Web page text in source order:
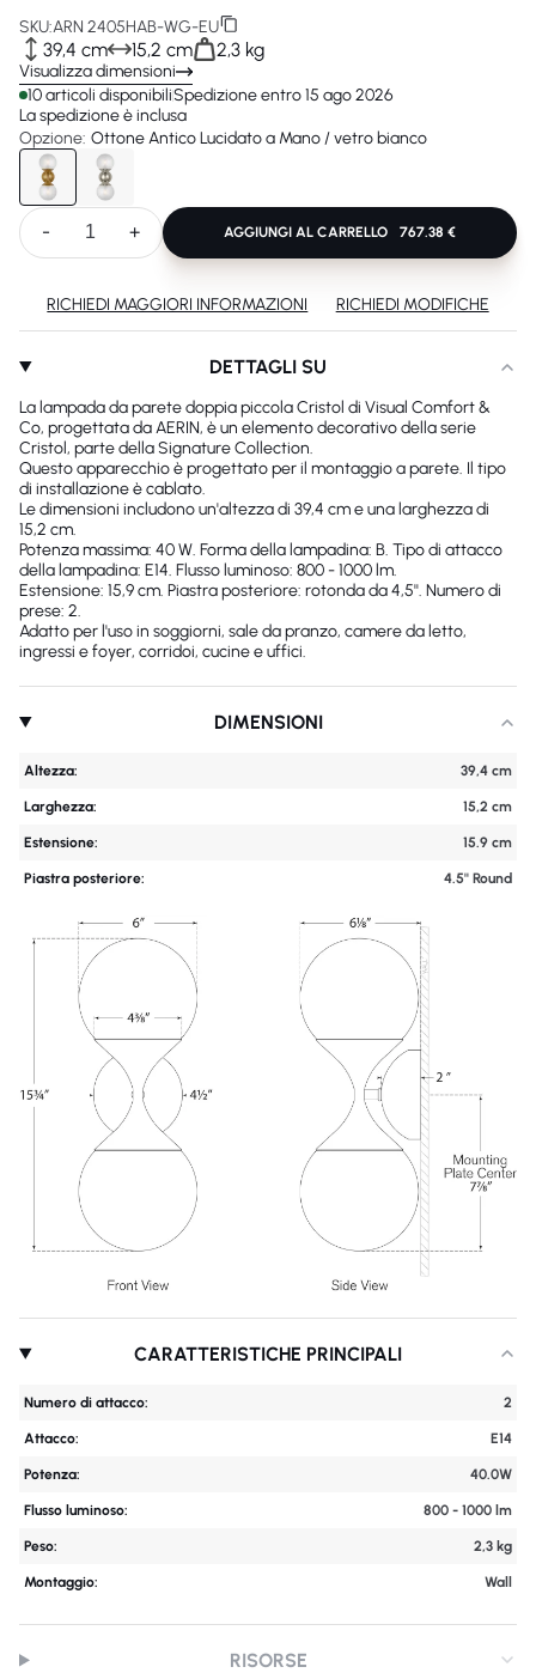
DETTAGLI SU
La lampada da parete doppia piccola Cristol di Visual Comfort &
Co, progettata da AERIN, è un elemento decorativo della serie
Cristol, parte della Signature Collection.
Questo apparecchio è progettato per il montaggio a parete. Il tipo
di installazione è cablato.
Le dimensioni includono un'altezza di 39,4 cm e una larghezza di
15,2 cm.
Potenza massima: 40 W. Forma della lampadina: B. Tipo di attacco
della lampadina: E14. Flusso luminoso: 800 - 1000 lm.
Estensione: 15,9 cm. Piastra posteriore: rotonda da 4,5''. Numero di
prese: 2.
Adatto per l'uso in soggiorni, sale da pranzo, camere da letto,
ingressi e foyer, corridoi, cucine e uffici.
DIMENSIONI
Altezza: 39,4 cm
Larghezza: 15,2 cm
Estensione: 15.9 cm
Piastra posteriore: 4.5'' Round
CARATTERISTICHE PRINCIPALI
Numero di attacco: 2
Attacco: E14
Potenza: 40.0W
Flusso luminoso: 800 - 1000 lm
Peso: 2,3 kg
Montaggio: Wall
RISORSE
SKU:ARN 2405HAB-WG-EU
39,4 cm 15,2 cm 2,3 kg
Visualizza dimensioni
10 articoli disponibiliSpedizione entro 15 ago 2026
La spedizione è inclusa
Opzione: Ottone Antico Lucidato a Mano / vetro bianco
- + AGGIUNGI AL CARRELLO 767.38 €
RICHIEDI MAGGIORI INFORMAZIONI RICHIEDI MODIFICHE